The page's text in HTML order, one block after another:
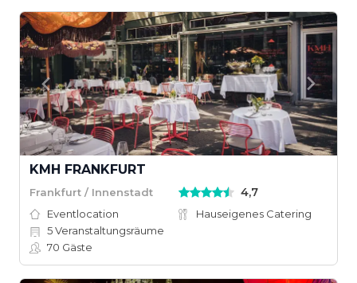
KMH FRANKFURT
Frankfurt / Innenstadt 4,7
Eventlocation
Hauseigenes Catering
5Veranstaltungsräume
70 Gäste